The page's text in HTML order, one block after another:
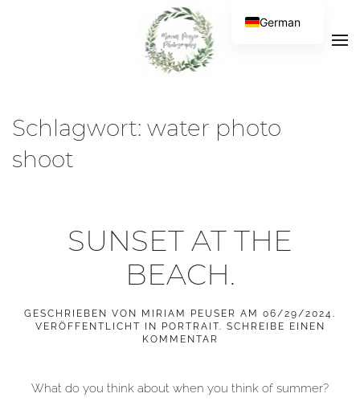
Schlagwort: water photo
shoot
SUNSET AT THE
BEACH.
GESCHRIEBEN VON MIRIAM PEUSER AM 06/29/2024.
VERÖFFENTLICHT IN
PORTRAIT. SCHREIBE EINEN
KOMMENTAR
What do you think about when you think of summer?
German